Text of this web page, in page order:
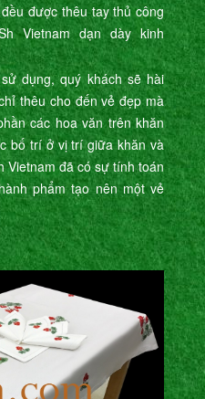
được thêu tay thủ công
Vietnam dạn dày kinh
dụng, quý khách sẽ hài
thêu cho đến vẻ đẹp mà
các hoa văn trên khăn
bố trí ở vị trí giữa khăn và
Vietnam đã có sự tính toán
phẩm tạo nên một vẻ